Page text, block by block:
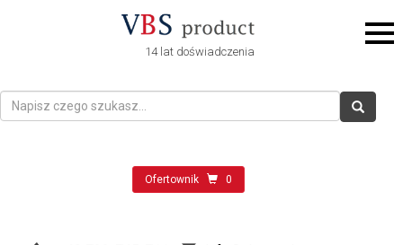
14 lat doświadczenia
Ofertownik 0